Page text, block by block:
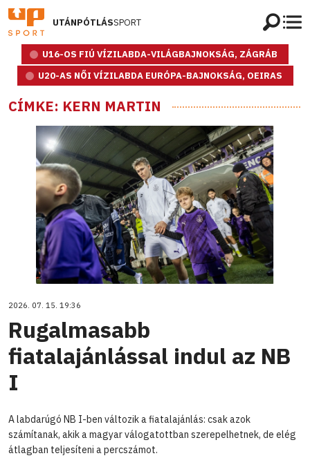
UTÁNPÓTLÁSSPORT
U16-OS FIÚ VÍZILABDA-VILÁGBAJNOKSÁG, ZÁGRÁB
U20-AS NŐI VÍZILABDA EURÓPA-BAJNOKSÁG, OEIRAS
CÍMKE: KERN MARTIN
2026. 07. 15. 19:36
Rugalmasabb
fiatalajánlással indul az NB
I
A labdarúgó NB I-ben változik a fiatalajánlás: csak azok
számítanak, akik a magyar válogatottban szerepelhetnek, de elég
átlagban teljesíteni a percszámot.